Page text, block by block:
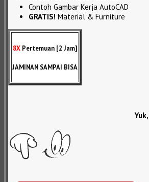
Contoh Gambar Kerja AutoCAD
GRATIS! Material & Furniture
8X Pertemuan [2 Jam]
JAMINAN SAMPAI BISA